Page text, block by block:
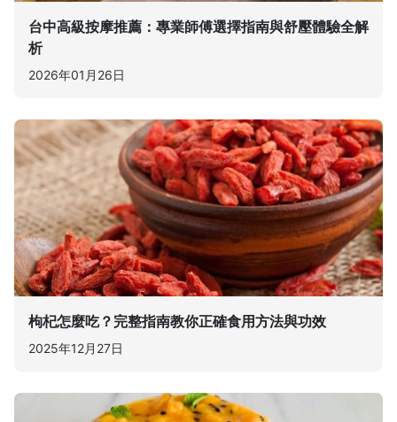
台中高級按摩推薦：專業師傅選擇指南與舒壓體驗全解
析
2026年01月26日
枸杞怎麼吃？完整指南教你正確食用方法與功效
2025年12月27日